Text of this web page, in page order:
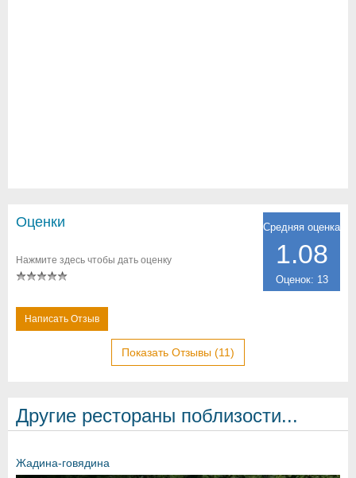
Средняя оценка
1.08
Оценок: 13
Оценки
Нажмите здесь чтобы дать оценку
Написать Отзыв
Показать Отзывы (11)
Другие рестораны поблизости...
Жадина-говядина